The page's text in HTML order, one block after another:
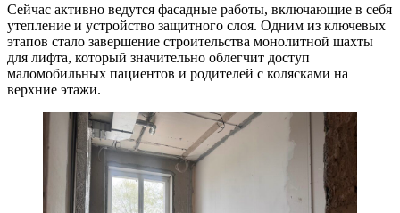
Сейчас активно ведутся фасадные работы, включающие в себя
утепление и устройство защитного слоя. Одним из ключевых
этапов стало завершение строительства монолитной шахты
для лифта, который значительно облегчит доступ
маломобильных пациентов и родителей с колясками на
верхние этажи.